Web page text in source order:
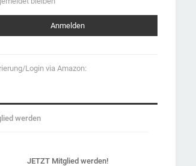
Login via Amazon:
werden
JETZT Mitglied werden!